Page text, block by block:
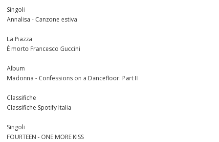
Singoli
Annalisa - Canzone estiva
La Piazza
È morto Francesco Guccini
Album
Madonna - Confessions on a Dancefloor: Part II
Classifiche
Classifiche Spotify Italia
Singoli
FOURTEEN - ONE MORE KISS